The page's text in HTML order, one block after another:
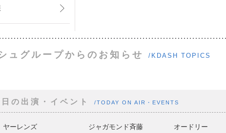
ュグループからのお知らせ /KDASH TOPICS
の出演・イベント /TODAY ON AIR・EVENTS
ヤーレンズ ジャガモンド斉藤 オードリー